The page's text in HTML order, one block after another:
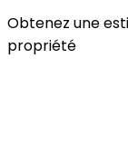
Obtenez une
propriété